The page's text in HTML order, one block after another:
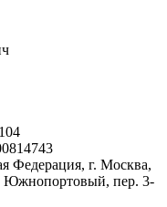
Федерация, г. Москва,
Южнопортовый, пер. 3-